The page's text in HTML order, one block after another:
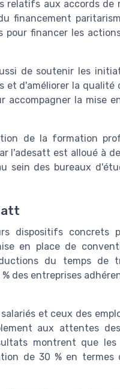
relatifs aux accords
financement
pour financer les
de soutenir les
d'améliorer la qualité
la mise
de la formation
l'adesatt est alloué à
sein des bureaux
dispositifs concrets
en place de
du temps de
des entreprises
et ceux des
aux attentes
montrent que
de 30 % en termes